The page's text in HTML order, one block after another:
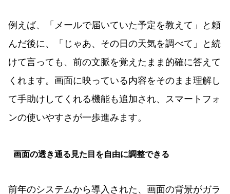
例えば、「メールで届いていた予定を教えて」と頼
んだ後に、「じゃあ、その日の天気を調べて」と続
けて言っても、前の文脈を覚えたまま的確に答えて
くれます。画面に映っている内容をそのまま理解し
て手助けしてくれる機能も追加され、スマートフォ
ンの使いやすさが一歩進みます。
画面の透き通る見た目を自由に調整できる
前年のシステムから導入された、画面の背景がガラ